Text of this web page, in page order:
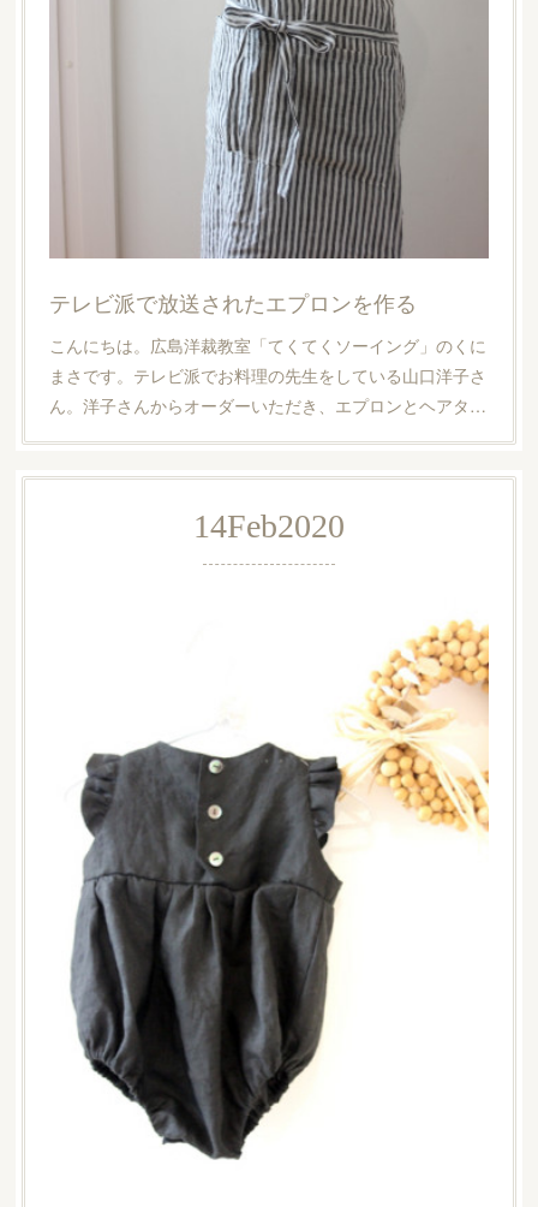
テレビ派で放送されたエプロンを作る
こんにちは。広島洋裁教室「てくてくソーイング」のくに
まさです。テレビ派でお料理の先生をしている山口洋子さ
ん。洋子さんからオーダーいただき、エプロンとヘアタ…
14Feb2020